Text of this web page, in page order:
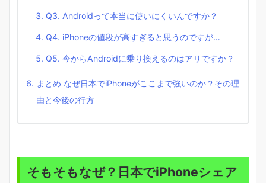
Q3. Androidって本当に使いにくいんですか？
Q4. iPhoneの値段が高すぎると思うのですが…
Q5. 今からAndroidに乗り換えるのはアリですか？
まとめ なぜ日本でiPhoneがここまで強いのか？その理
由と今後の行方
そもそもなぜ？日本でiPhoneシェア